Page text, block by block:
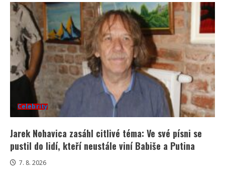
Celebrity
Jarek Nohavica zasáhl citlivé téma: Ve své písni se
pustil do lidí, kteří neustále viní Babiše a Putina
7. 8. 2026